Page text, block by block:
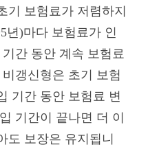
기 보험료가 저렴하지
년)마다 보험료가 인
간 동안 계속 보험료
갱신형은 초기 보험
기간 동안 보험료 변
기간이 끝나면 더 이
도 보장은 유지됩니